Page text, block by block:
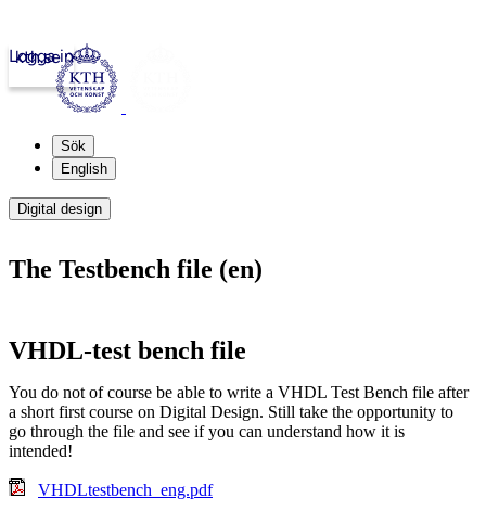
kth.se
Logga in
Sök
English
Digital design
The Testbench file (en)
VHDL-test bench file
You do not of course be able to write a VHDL Test Bench file after
a short first course on Digital Design. Still take the opportunity to
go through the file and see if you can understand how it is
intended!
VHDLtestbench_eng.pdf